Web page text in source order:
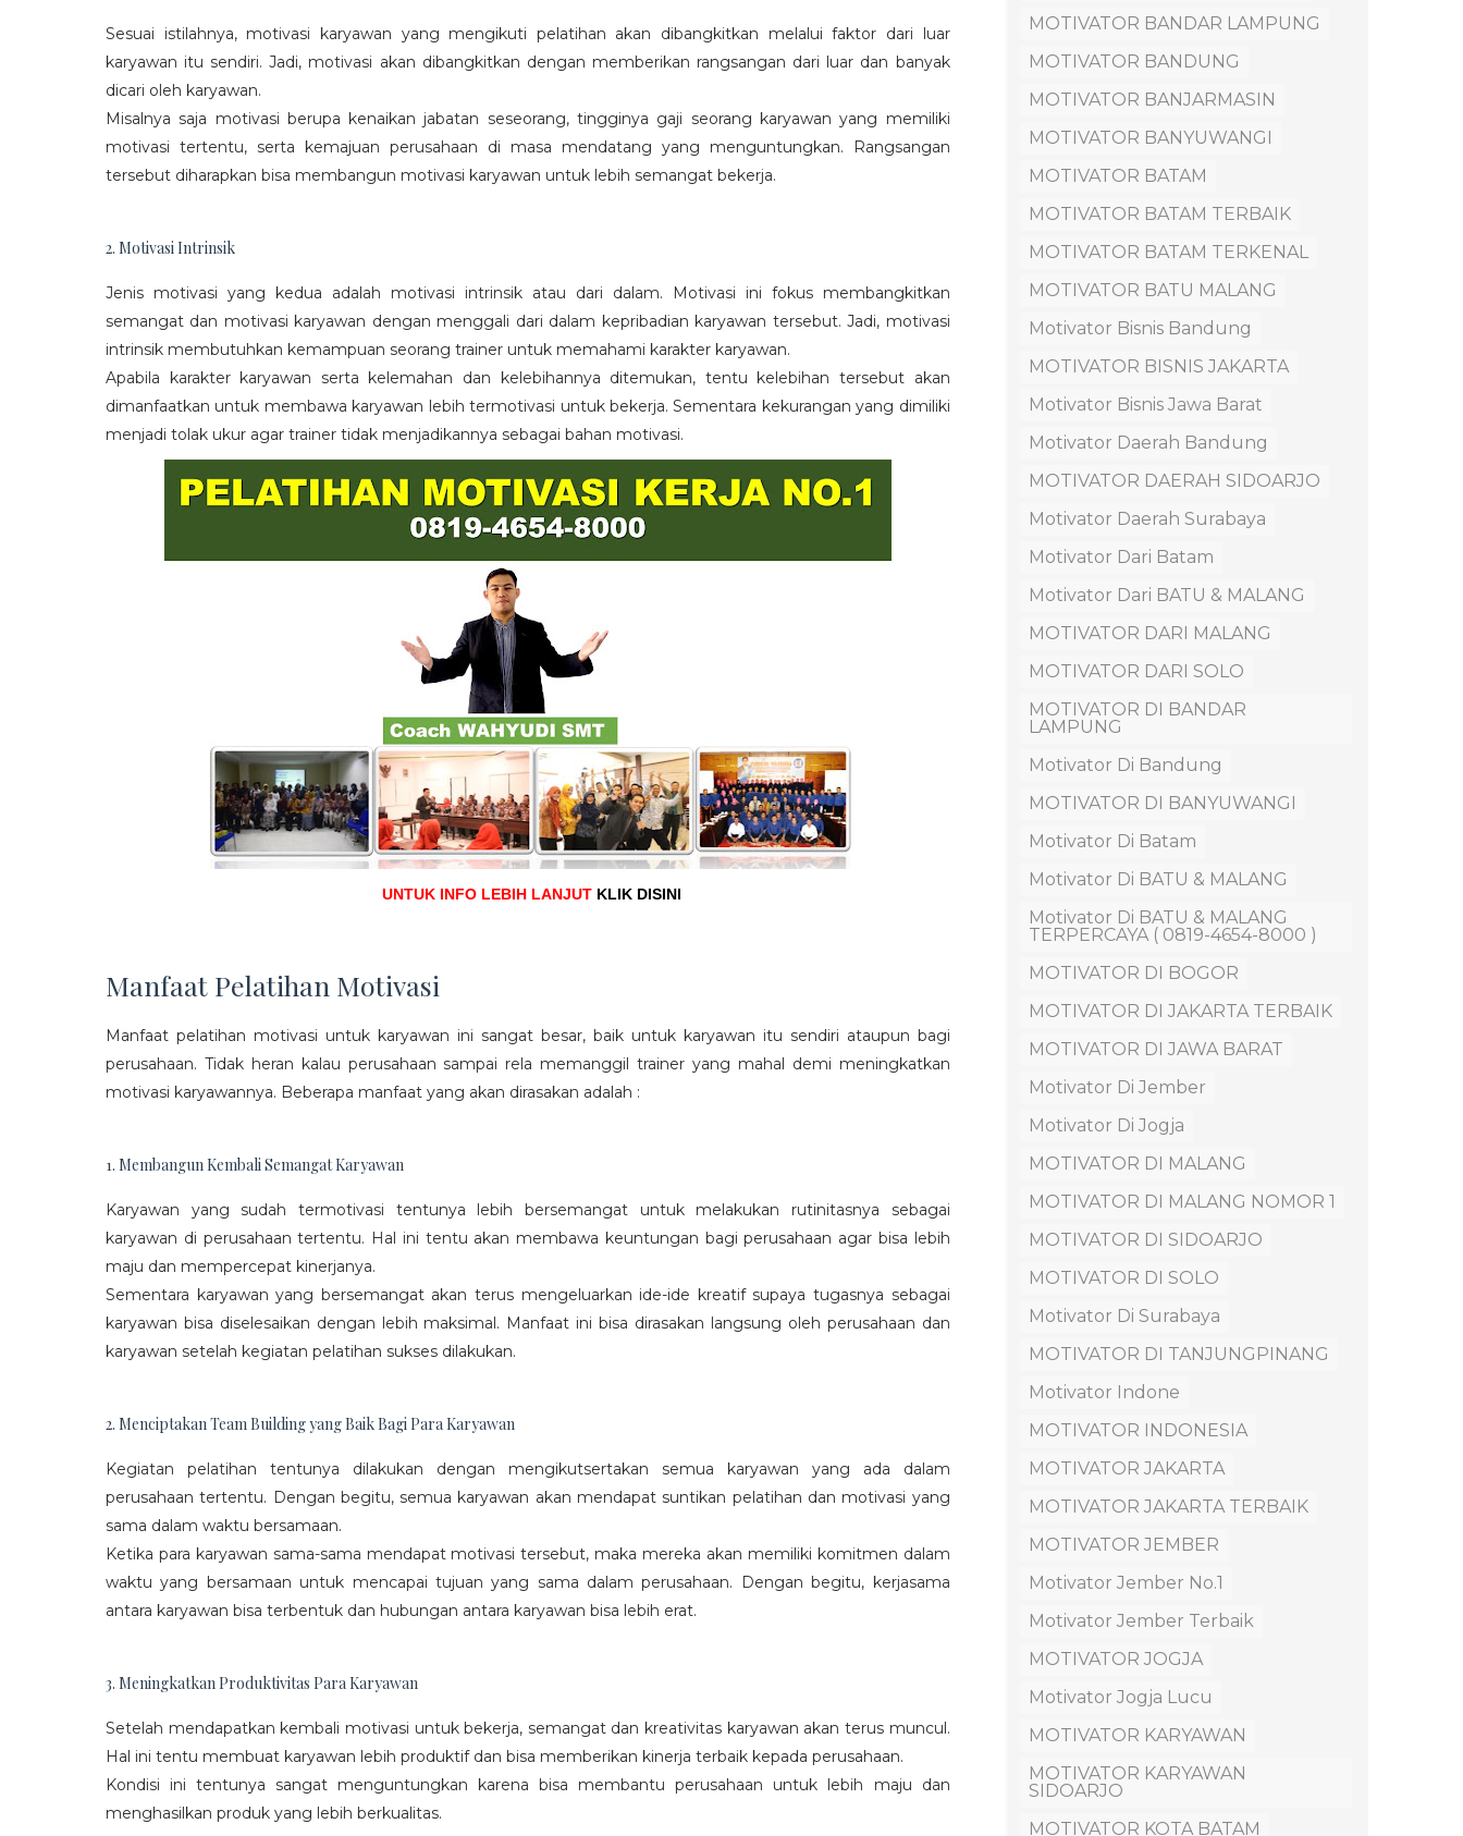
Sesuai istilahnya, motivasi karyawan yang mengikuti pelatihan akan dibangkitkan melalui faktor dari luar
karyawan itu sendiri. Jadi, motivasi akan dibangkitkan dengan memberikan rangsangan dari luar dan banyak
dicari oleh karyawan.
Misalnya saja motivasi berupa kenaikan jabatan seseorang, tingginya gaji seorang karyawan yang memiliki
motivasi tertentu, serta kemajuan perusahaan di masa mendatang yang menguntungkan. Rangsangan
tersebut diharapkan bisa membangun motivasi karyawan untuk lebih semangat bekerja.
2. Motivasi Intrinsik
Jenis motivasi yang kedua adalah motivasi intrinsik atau dari dalam. Motivasi ini fokus membangkitkan
semangat dan motivasi karyawan dengan menggali dari dalam kepribadian karyawan tersebut. Jadi, motivasi
intrinsik membutuhkan kemampuan seorang trainer untuk memahami karakter karyawan.
Apabila karakter karyawan serta kelemahan dan kelebihannya ditemukan, tentu kelebihan tersebut akan
dimanfaatkan untuk membawa karyawan lebih termotivasi untuk bekerja. Sementara kekurangan yang dimiliki
menjadi tolak ukur agar trainer tidak menjadikannya sebagai bahan motivasi.
UNTUK INFO LEBIH LANJUT KLIK DISINI
Manfaat Pelatihan Motivasi
Manfaat pelatihan motivasi untuk karyawan ini sangat besar, baik untuk karyawan itu sendiri ataupun bagi
perusahaan. Tidak heran kalau perusahaan sampai rela memanggil trainer yang mahal demi meningkatkan
motivasi karyawannya. Beberapa manfaat yang akan dirasakan adalah :
1. Membangun Kembali Semangat Karyawan
Karyawan yang sudah termotivasi tentunya lebih bersemangat untuk melakukan rutinitasnya sebagai
karyawan di perusahaan tertentu. Hal ini tentu akan membawa keuntungan bagi perusahaan agar bisa lebih
maju dan mempercepat kinerjanya.
Sementara karyawan yang bersemangat akan terus mengeluarkan ide-ide kreatif supaya tugasnya sebagai
karyawan bisa diselesaikan dengan lebih maksimal. Manfaat ini bisa dirasakan langsung oleh perusahaan dan
karyawan setelah kegiatan pelatihan sukses dilakukan.
2. Menciptakan Team Building yang Baik Bagi Para Karyawan
Kegiatan pelatihan tentunya dilakukan dengan mengikutsertakan semua karyawan yang ada dalam
perusahaan tertentu. Dengan begitu, semua karyawan akan mendapat suntikan pelatihan dan motivasi yang
sama dalam waktu bersamaan.
Ketika para karyawan sama-sama mendapat motivasi tersebut, maka mereka akan memiliki komitmen dalam
waktu yang bersamaan untuk mencapai tujuan yang sama dalam perusahaan. Dengan begitu, kerjasama
antara karyawan bisa terbentuk dan hubungan antara karyawan bisa lebih erat.
3. Meningkatkan Produktivitas Para Karyawan
Setelah mendapatkan kembali motivasi untuk bekerja, semangat dan kreativitas karyawan akan terus muncul.
Hal ini tentu membuat karyawan lebih produktif dan bisa memberikan kinerja terbaik kepada perusahaan.
Kondisi ini tentunya sangat menguntungkan karena bisa membantu perusahaan untuk lebih maju dan
menghasilkan produk yang lebih berkualitas.
MOTIVATOR BANDAR LAMPUNG
MOTIVATOR BANDUNG
MOTIVATOR BANJARMASIN
MOTIVATOR BANYUWANGI
MOTIVATOR BATAM
MOTIVATOR BATAM TERBAIK
MOTIVATOR BATAM TERKENAL
MOTIVATOR BATU MALANG
Motivator Bisnis Bandung
MOTIVATOR BISNIS JAKARTA
Motivator Bisnis Jawa Barat
Motivator Daerah Bandung
MOTIVATOR DAERAH SIDOARJO
Motivator Daerah Surabaya
Motivator Dari Batam
Motivator Dari BATU & MALANG
MOTIVATOR DARI MALANG
MOTIVATOR DARI SOLO
MOTIVATOR DI BANDAR
LAMPUNG
Motivator Di Bandung
MOTIVATOR DI BANYUWANGI
Motivator Di Batam
Motivator Di BATU & MALANG
Motivator Di BATU & MALANG
TERPERCAYA ( 0819-4654-8000 )
MOTIVATOR DI BOGOR
MOTIVATOR DI JAKARTA TERBAIK
MOTIVATOR DI JAWA BARAT
Motivator Di Jember
Motivator Di Jogja
MOTIVATOR DI MALANG
MOTIVATOR DI MALANG NOMOR 1
MOTIVATOR DI SIDOARJO
MOTIVATOR DI SOLO
Motivator Di Surabaya
MOTIVATOR DI TANJUNGPINANG
Motivator Indone
MOTIVATOR INDONESIA
MOTIVATOR JAKARTA
MOTIVATOR JAKARTA TERBAIK
MOTIVATOR JEMBER
Motivator Jember No.1
Motivator Jember Terbaik
MOTIVATOR JOGJA
Motivator Jogja Lucu
MOTIVATOR KARYAWAN
MOTIVATOR KARYAWAN
SIDOARJO
MOTIVATOR KOTA BATAM